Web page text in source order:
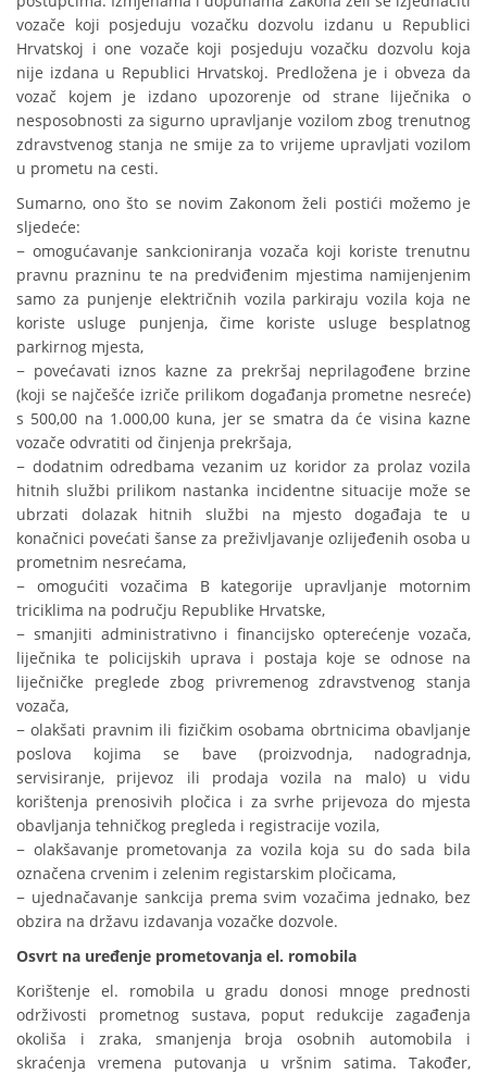
vozače koji posjeduju vozačku dozvolu izdanu u Republici
Hrvatskoj i one vozače koji posjeduju vozačku dozvolu koja
nije izdana u Republici Hrvatskoj. Predložena je i obveza da
vozač kojem je izdano upozorenje od strane liječnika o
nesposobnosti za sigurno upravljanje vozilom zbog trenutnog
zdravstvenog stanja ne smije za to vrijeme upravljati vozilom
u prometu na cesti.
Sumarno, ono što se novim Zakonom želi postići možemo je
sljedeće:
− omogućavanje sankcioniranja vozača koji koriste trenutnu
pravnu prazninu te na predviđenim mjestima namijenjenim
samo za punjenje električnih vozila parkiraju vozila koja ne
koriste usluge punjenja, čime koriste usluge besplatnog
parkirnog mjesta,
− povećavati iznos kazne za prekršaj neprilagođene brzine
(koji se najčešće izriče prilikom događanja prometne nesreće)
s 500,00 na 1.000,00 kuna, jer se smatra da će visina kazne
vozače odvratiti od činjenja prekršaja,
− dodatnim odredbama vezanim uz koridor za prolaz vozila
hitnih službi prilikom nastanka incidentne situacije može se
ubrzati dolazak hitnih službi na mjesto događaja te u
konačnici povećati šanse za preživljavanje ozlijeđenih osoba u
prometnim nesrećama,
− omogućiti vozačima B kategorije upravljanje motornim
triciklima na području Republike Hrvatske,
− smanjiti administrativno i financijsko opterećenje vozača,
liječnika te policijskih uprava i postaja koje se odnose na
liječničke preglede zbog privremenog zdravstvenog stanja
vozača,
− olakšati pravnim ili fizičkim osobama obrtnicima obavljanje
poslova kojima se bave (proizvodnja, nadogradnja,
servisiranje, prijevoz ili prodaja vozila na malo) u vidu
korištenja prenosivih pločica i za svrhe prijevoza do mjesta
obavljanja tehničkog pregleda i registracije vozila,
− olakšavanje prometovanja za vozila koja su do sada bila
označena crvenim i zelenim registarskim pločicama,
− ujednačavanje sankcija prema svim vozačima jednako, bez
obzira na državu izdavanja vozačke dozvole.
Osvrt na uređenje prometovanja el. romobila
Korištenje el. romobila u gradu donosi mnoge prednosti
održivosti prometnog sustava, poput redukcije zagađenja
okoliša i zraka, smanjenja broja osobnih automobila i
skraćenja vremena putovanja u vršnim satima. Također,